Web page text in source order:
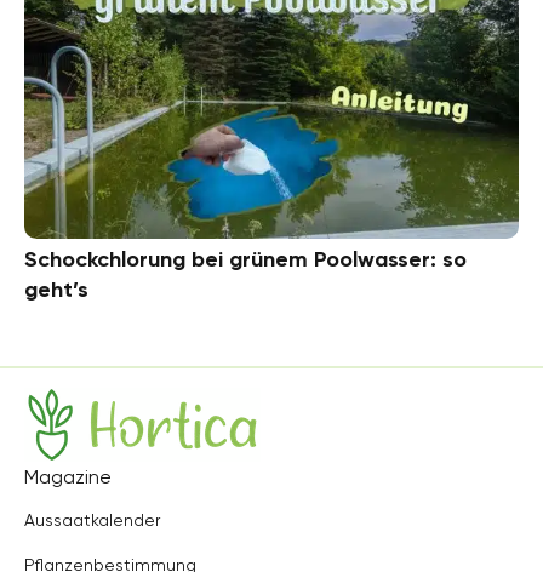
Schockchlorung bei grünem Poolwasser: so
geht’s
Hortica
Magazine
Aussaatkalender
Pflanzenbestimmung